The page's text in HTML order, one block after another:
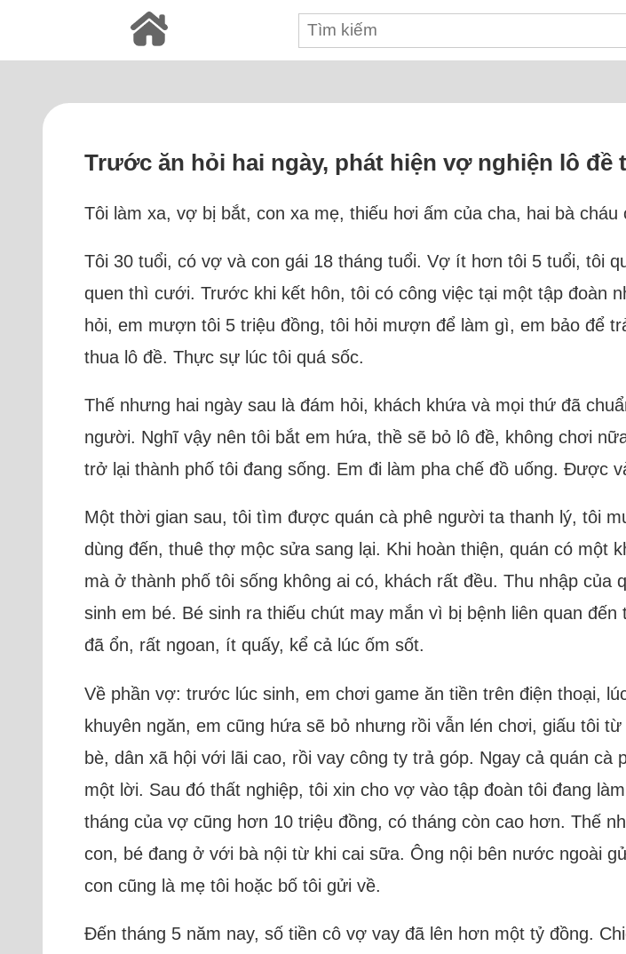
Trước ăn hỏi hai ngày, phát hiện vợ nghiện lô đề
Tôi làm xa, vợ bị bắt, con xa mẹ, thiếu hơi ấm của cha, hai bà
Tôi 30 tuổi, có vợ và con gái 18 tháng tuổi. Vợ ít hơn tôi 5 tuổi, tôi
quen thì cưới. Trước khi kết hôn, tôi có công việc tại một tập đoàn
hỏi, em mượn tôi 5 triệu đồng, tôi hỏi mượn để làm gì, em bảo để
thua lô đề. Thực sự lúc tôi quá sốc.
Thế nhưng hai ngày sau là đám hỏi, khách khứa và mọi thứ đã
người. Nghĩ vậy nên tôi bắt em hứa, thề sẽ bỏ lô đề, không chơi
trở lại thành phố tôi đang sống. Em đi làm pha chế đồ uống. Được
Một thời gian sau, tôi tìm được quán cà phê người ta thanh lý, tôi
dùng đến, thuê thợ mộc sửa sang lại. Khi hoàn thiện, quán có một
mà ở thành phố tôi sống không ai có, khách rất đều. Thu nhập
sinh em bé. Bé sinh ra thiếu chút may mắn vì bị bệnh liên quan
đã ổn, rất ngoan, ít quấy, kể cả lúc ốm sốt.
Về phần vợ: trước lúc sinh, em chơi game ăn tiền trên điện thoại,
khuyên ngăn, em cũng hứa sẽ bỏ nhưng rồi vẫn lén chơi, giấu tôi
bè, dân xã hội với lãi cao, rồi vay công ty trả góp. Ngay cả quán
một lời. Sau đó thất nghiệp, tôi xin cho vợ vào tập đoàn tôi đang
tháng của vợ cũng hơn 10 triệu đồng, có tháng còn cao hơn. Thế
con, bé đang ở với bà nội từ khi cai sữa. Ông nội bên nước ngoài
con cũng là mẹ tôi hoặc bố tôi gửi về.
Đến tháng 5 năm nay, số tiền cô vợ vay đã lên hơn một tỷ đồng.